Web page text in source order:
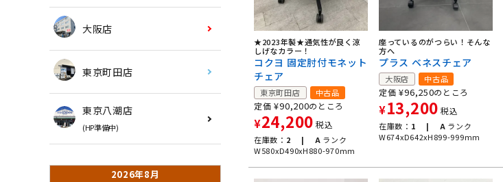
大阪店
東京町田店
東京八潮店
(HP準備中)
2026年8月
★2023年製★通気性が良く涼
しげなカラー！
コクヨ 固定肘付モネット
チェア
東京町田店 中古品
定価 ¥90,200のところ
¥24,200 税込
在庫数： 2 | A ランク
W580xD490xH880-970mm
座っているのがつらい！そんな
方へ
プラス ベネスチェア
大阪店 中古品
定価 ¥96,250のところ
¥13,200 税込
在庫数： 1 | A ランク
W674xD642xH899-999mm